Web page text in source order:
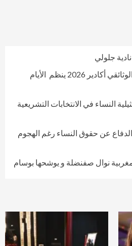
جلولي
المهرجان الدولي للشريط الوثائقي أكادير 2026 ينظم الأيام
النساء في الانتخابات التشريعية
الدفاع عن حقوق النساء رغم الهجوم
نوال صفنضلة و يوشحها بوسام